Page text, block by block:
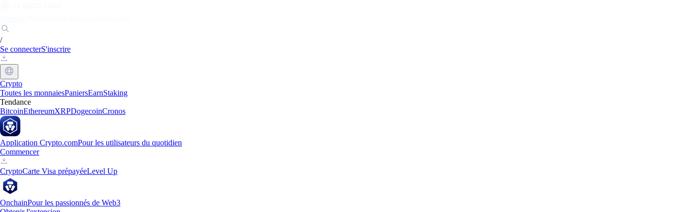
/
Se connecterS'inscrire
Crypto
Toutes les monnaiesPaniersEarnStaking
Tendance
BitcoinEthereumXRPDogecoinCronos
Application Crypto.comPour les utilisateurs du quotidien
Commencer
CryptoCarte Visa prépayéeLevel Up
OnchainPour les passionnés de Web3